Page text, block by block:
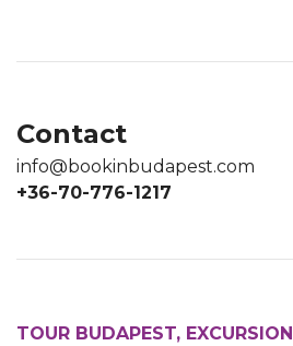
Contact
info@bookinbudapest.com
+36-70-776-1217
TOUR BUDAPEST,